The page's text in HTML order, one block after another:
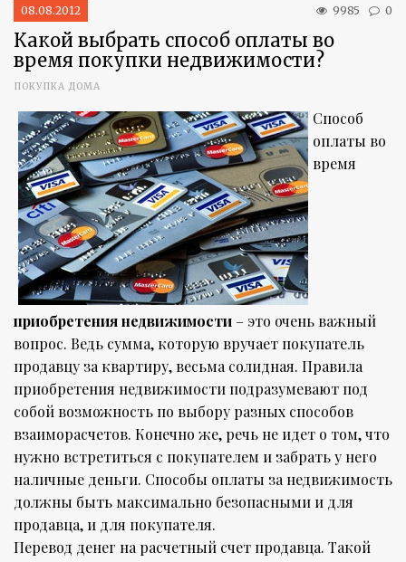
08.08.2012 9985 0
Какой выбрать способ оплаты во
время покупки недвижимости?
ПОКУПКА ДОМА
Способ
оплаты во
время
приобретения недвижимости – это очень важный
вопрос. Ведь сумма, которую вручает покупатель
продавцу за квартиру, весьма солидная. Правила
приобретения недвижимости подразумевают под
собой возможность по выбору разных способов
взаиморасчетов. Конечно же, речь не идет о том, что
нужно встретиться с покупателем и забрать у него
наличные деньги. Способы оплаты за недвижимость
должны быть максимально безопасными и для
продавца, и для покупателя.
Перевод денег на расчетный счет продавца. Такой